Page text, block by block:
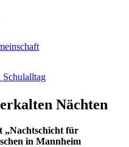
Nächten
„Nachtschicht für
in Mannheim